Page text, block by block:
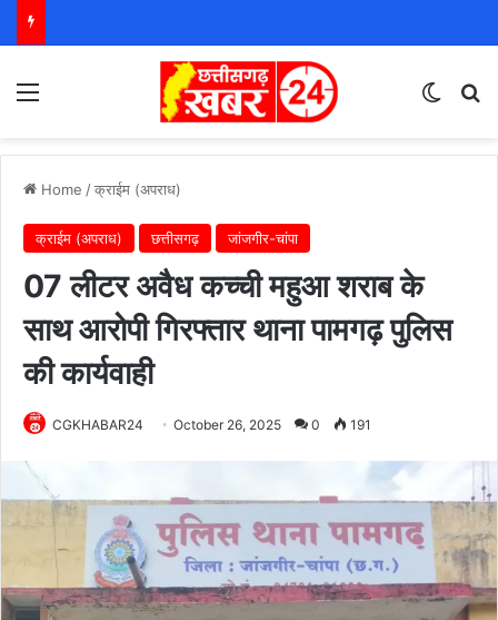
Home /क्राईम (अपराध)
क्राईम (अपराध) छत्तीसगढ़ जांजगीर-चांपा
07 लीटर अवैध कच्ची महुआ शराब के
साथ आरोपी गिरफ्तार थाना पामगढ़ पुलिस
की कार्यवाही
CGKHABAR24 October 26, 2025 0 191